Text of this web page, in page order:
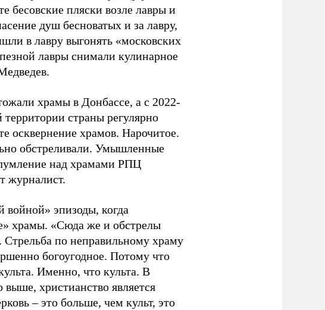
пляски возле лавры и
душ бесноватых и за лавру,
в лавру выгонять «московских
лавры снимали кулинарное
храмы в Донбассе, а с 2022-
страны регулярно
осквернение храмов. Нарочитое.
обстреливали. Умышленные
над храмами РПЦ
журналист.
войной» эпизоды, когда
храмы. «Сюда же и обстрелы
по неправильному храму
богоугодное. Потому что
Именно, что культа. В
христианство является
– это больше, чем культ, это